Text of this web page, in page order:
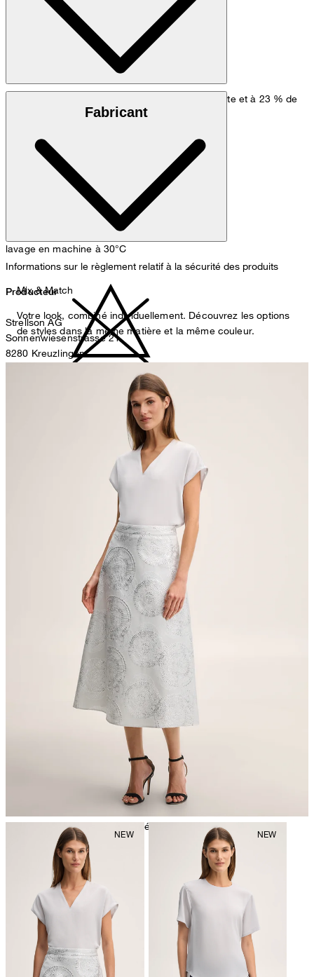
Tissu de type crêpe composé à 77 % de triacétate et à 23 % de
lavage en machine à 30°C
sécher sur une corde à linge
repassage à faible température
nettoyage à sec avec perchloréthylène
Fabricant
Informations sur le règlement relatif à la sécurité des produits
Producteur
Strellson AG
Sonnenwiesenstrasse 21
8280 Kreuzlingen
Mix & Match
Votre look, combiné individuellement. Découvrez les options
de styles dans la même matière et la même couleur.